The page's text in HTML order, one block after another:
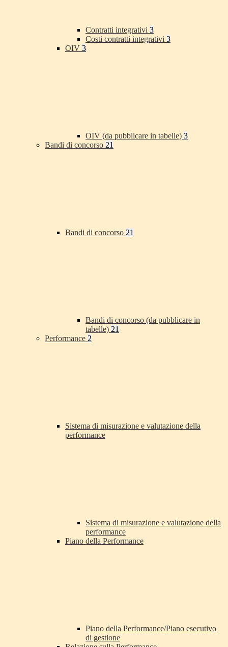
Contratti integrativi 3
Costi contratti integrativi 3
OIV 3
OIV (da pubblicare in tabelle) 3
Bandi di concorso 21
Bandi di concorso 21
Bandi di concorso (da pubblicare in
tabelle) 21
Performance 2
Sistema di misurazione e valutazione della
performance
Sistema di misurazione e valutazione della
performance
Piano della Performance
Piano della Performance/Piano esecutivo
di gestione